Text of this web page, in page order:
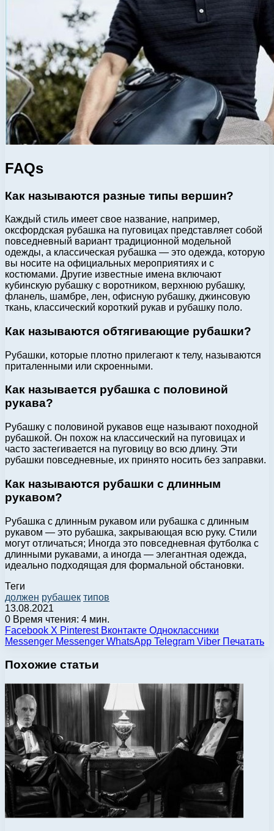
FAQs
Как называются разные типы вершин?
Каждый стиль имеет свое название, например,
оксфордская рубашка на пуговицах представляет собой
повседневный вариант традиционной модельной
одежды, а классическая рубашка — это одежда, которую
вы носите на официальных мероприятиях и с
костюмами. Другие известные имена включают
кубинскую рубашку с воротником, верхнюю рубашку,
фланель, шамбре, лен, офисную рубашку, джинсовую
ткань, классический короткий рукав и рубашку поло.
Как называются обтягивающие рубашки?
Рубашки, которые плотно прилегают к телу, называются
приталенными или скроенными.
Как называется рубашка с половиной
рукава?
Рубашку с половиной рукавов еще называют походной
рубашкой. Он похож на классический на пуговицах и
часто застегивается на пуговицу во всю длину. Эти
рубашки повседневные, их принято носить без заправки.
Как называются рубашки с длинным
рукавом?
Рубашка с длинным рукавом или рубашка с длинным
рукавом — это рубашка, закрывающая всю руку. Стили
могут отличаться; Иногда это повседневная футболка с
длинными рукавами, а иногда — элегантная одежда,
идеально подходящая для формальной обстановки.
Теги
должен рубашек типов
13.08.2021
0 Время чтения: 4 мин.
Facebook X Pinterest Вконтакте Одноклассники
Messenger Messenger WhatsApp Telegram Viber Печатать
Похожие статьи